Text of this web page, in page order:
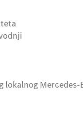
lokalnog Mercedes-